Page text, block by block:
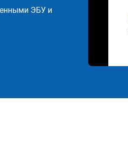
ЭБУ и